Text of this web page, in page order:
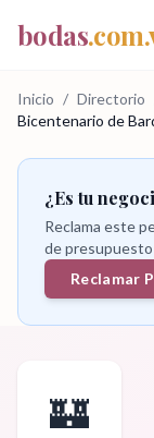
bodas
Inicio / Directorio
Bicentenario de
¿Es tu
Reclama este
de
Reclamar
🏰